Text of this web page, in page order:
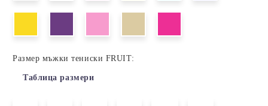
Размер мъжки тениски FRUIT:
Таблица размери